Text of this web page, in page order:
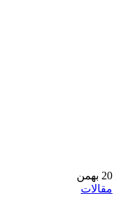
20 بهمن
مقالات